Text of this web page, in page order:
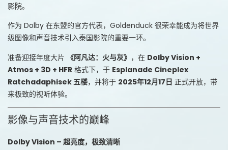
影院。
作为 Dolby 在东盟的官方代表，Goldenduck 很荣幸能成为将世界
级图像和声音技术引入泰国影院的重要一环。
准备迎接年度大片 《阿凡达：火与灰》 ，在 Dolby Vision +
Atmos + 3D + HFR 格式下，于 Esplanade Cineplex
Ratchadaphisek 五楼，并将于 2025年12月17日 正式开放，带
来极致的视听体验。
影像与声音技术的巅峰
Dolby Vision – 超亮度，极致清晰